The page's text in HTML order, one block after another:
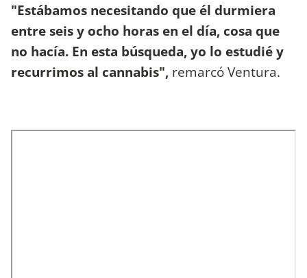
"Estábamos necesitando que él durmiera
entre seis y ocho horas en el día, cosa que
no hacía. En esta búsqueda, yo lo estudié y
recurrimos al cannabis", remarcó Ventura.